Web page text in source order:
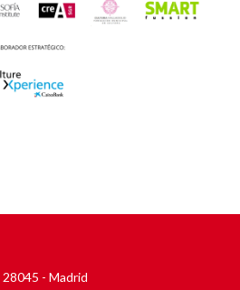
28045 - Madrid